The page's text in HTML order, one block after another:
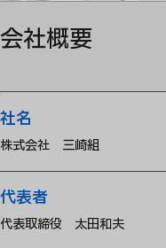
会社概要
社名
株式会社 三崎組
代表者
代表取締役 太田和夫